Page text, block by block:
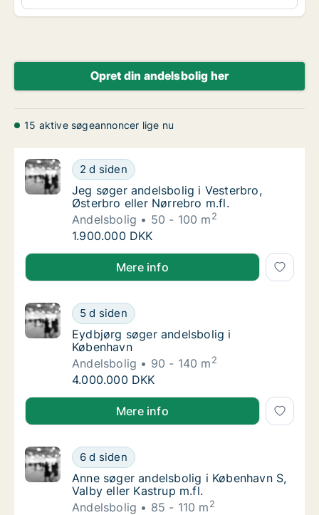
Opret din andelsbolig her
15 aktive søgeannoncer lige nu
Jeg søger andelsbolig i Vesterbro, Østerbro
2 d siden
Jeg søger andelsbolig i Vesterbro, Østerbro
Jeg søger andelsbolig i Vesterbro,
Østerbro eller Nørrebro m.fl.
Andelsbolig
50 - 100 m2
Jeg søger andelsbolig i Vesterbro,
1.900.000 DKK
Jeg søger andelsbolig i Vesterbro, Østerbro eller
Mere info
Eydbjørg søger andelsbolig i København
5 d siden
Eydbjørg søger andelsbolig i København
Eydbjørg søger andelsbolig i
København
Andelsbolig
90 - 140 m2
Eydbjørg søger andelsbolig i København
4.000.000 DKK
Eydbjørg søger andelsbolig i København
Mere info
Anne søger andelsbolig i København S,
6 d siden
Anne søger andelsbolig i København S,
Anne søger andelsbolig i København S,
Valby eller Kastrup m.fl.
Andelsbolig
85 - 110 m2